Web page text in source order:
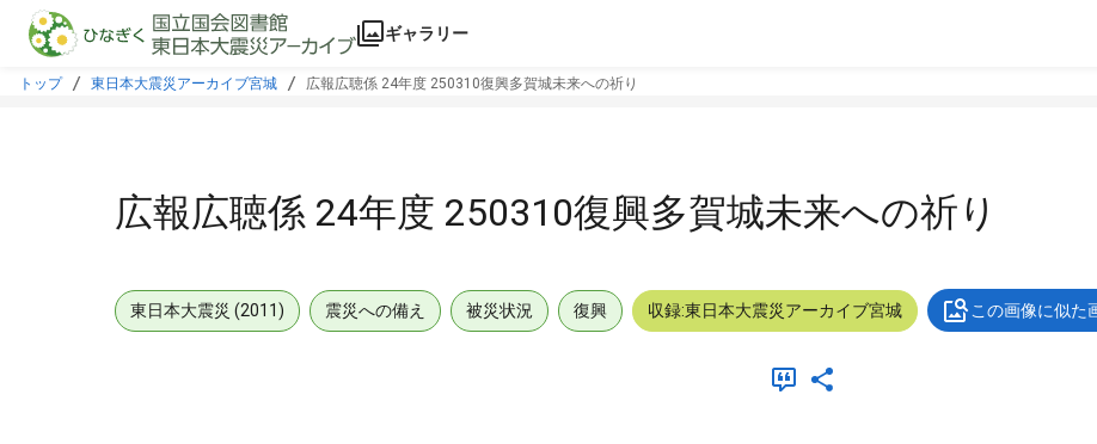
本文に飛ぶ
ギャラリー
トップ 東日本大震災アーカイブ宮城 広報広聴係 24年度 250310復興多賀城未来への祈り
広報広聴係 24年度 250310復興多賀城未来への祈り
東日本大震災 (2011) 震災への備え 被災状況 復興 収録:東日本大震災アーカイブ宮城 この画像に似た